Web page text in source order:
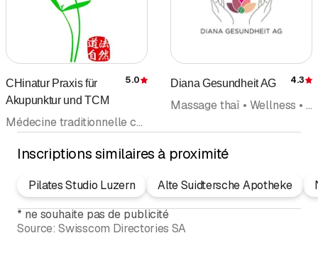
CHinatur Praxis für
Akupunktur und TCM
Évaluation
5.0
Médecine traditionnelle chinoise MTC • Acupuncture (hors rubrique médecins) • Massage • Massage de santé et de sport
Diana Gesundheit AG 4.3
Massage thaï • Wellness • Sauna • Massage • Massage de santé et de sport
Inscriptions similaires à proximité
Pilates Studio Luzern Alte Suidtersche Apotheke
* ne souhaite pas de publicité
Source: Swisscom Directories SA